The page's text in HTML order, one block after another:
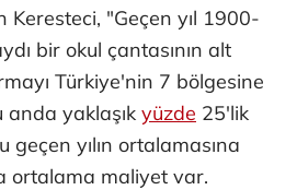
"Geçen yıl 1900-
bir okul çantasının alt
Türkiye'nin 7 bölgesine
anda yaklaşık yüzde 25'lik
geçen yılın ortalamasına
ortalama maliyet var.